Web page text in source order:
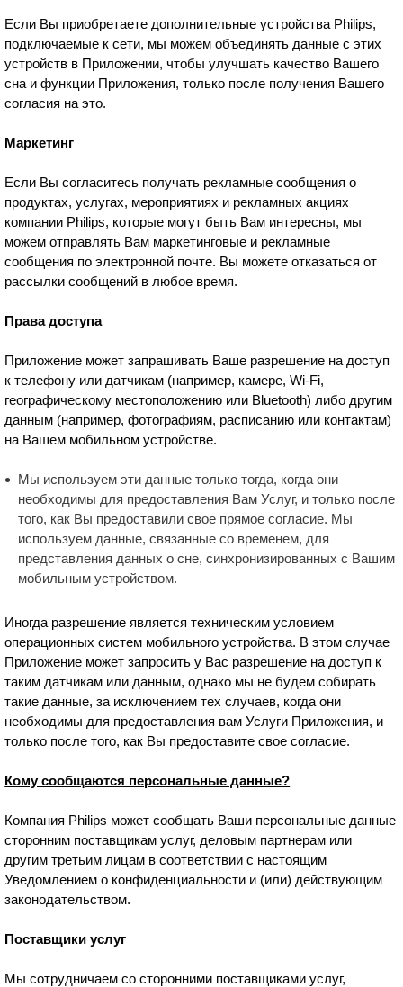
Если Вы приобретаете дополнительные устройства Philips,
подключаемые к сети, мы можем объединять данные с этих
устройств в Приложении, чтобы улучшать качество Вашего
сна и функции Приложения, только после получения Вашего
согласия на это.
Маркетинг
Если Вы согласитесь получать рекламные сообщения о
продуктах, услугах, мероприятиях и рекламных акциях
компании Philips, которые могут быть Вам интересны, мы
можем отправлять Вам маркетинговые и рекламные
сообщения по электронной почте. Вы можете отказаться от
рассылки сообщений в любое время.
Права доступа
Приложение может запрашивать Ваше разрешение на доступ
к телефону или датчикам (например, камере, Wi-Fi,
географическому местоположению или Bluetooth) либо другим
данным (например, фотографиям, расписанию или контактам)
на Вашем мобильном устройстве.
Мы используем эти данные только тогда, когда они
необходимы для предоставления Вам Услуг, и только после
того, как Вы предоставили свое прямое согласие. Мы
используем данные, связанные со временем, для
представления данных о сне, синхронизированных с Вашим
мобильным устройством.
Иногда разрешение является техническим условием
операционных систем мобильного устройства. В этом случае
Приложение может запросить у Вас разрешение на доступ к
таким датчикам или данным, однако мы не будем собирать
такие данные, за исключением тех случаев, когда они
необходимы для предоставления вам Услуги Приложения, и
только после того, как Вы предоставите свое согласие.
Кому сообщаются персональные данные?
Компания Philips может сообщать Ваши персональные данные
сторонним поставщикам услуг, деловым партнерам или
другим третьим лицам в соответствии с настоящим
Уведомлением о конфиденциальности и (или) действующим
законодательством.
Поставщики услуг
Мы сотрудничаем со сторонними поставщиками услуг,